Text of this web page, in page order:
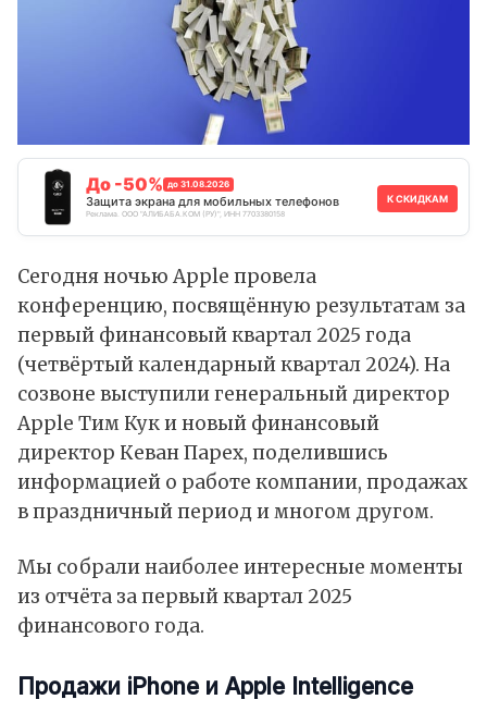
До -50% до 31.08.2026
Защита экрана для мобильных телефонов
Реклама. ООО "АЛИБАБА.КОМ (РУ)", ИНН 7703380158
К СКИДКАМ
Сегодня ночью Apple провела
конференцию, посвящённую результатам за
первый финансовый квартал 2025 года
(четвёртый календарный квартал 2024). На
созвоне выступили генеральный директор
Apple Тим Кук и новый финансовый
директор Кеван Парех, поделившись
информацией о работе компании, продажах
в праздничный период и многом другом.
Мы собрали наиболее интересные моменты
из отчёта за первый квартал 2025
финансового года.
Продажи iPhone и Apple Intelligence